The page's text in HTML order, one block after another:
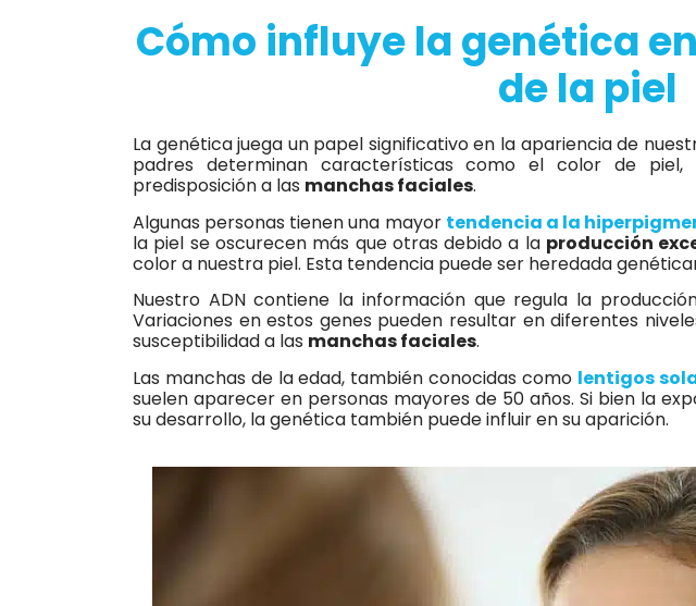
Cómo influye la genética
de la piel
La genética juega un papel significativo en la apariencia de
padres determinan características como el color de
predisposición a las manchas faciales.
Algunas personas tienen una mayor tendencia a la
la piel se oscurecen más que otras debido a la producción
color a nuestra piel. Esta tendencia puede ser heredada
Nuestro ADN contiene la información que regula la
Variaciones en estos genes pueden resultar en diferentes
susceptibilidad a las manchas faciales.
Las manchas de la edad, también conocidas como lentigos
suelen aparecer en personas mayores de 50 años. Si bien la
su desarrollo, la genética también puede influir en su aparición.